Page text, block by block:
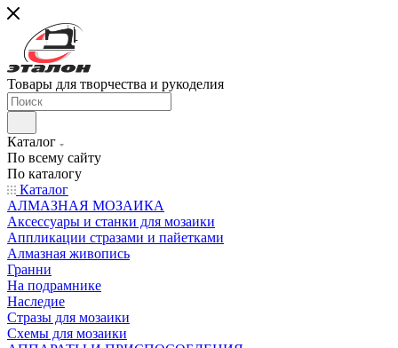
Товары для творчества и рукоделия
Каталог
По всему сайту
По каталогу
Каталог
АЛМАЗНАЯ МОЗАИКА
Аксессуары и станки для мозаики
Аппликации стразами и пайетками
Алмазная живопись
Гранни
На подрамнике
Наследие
Стразы для мозаики
Схемы для мозаики